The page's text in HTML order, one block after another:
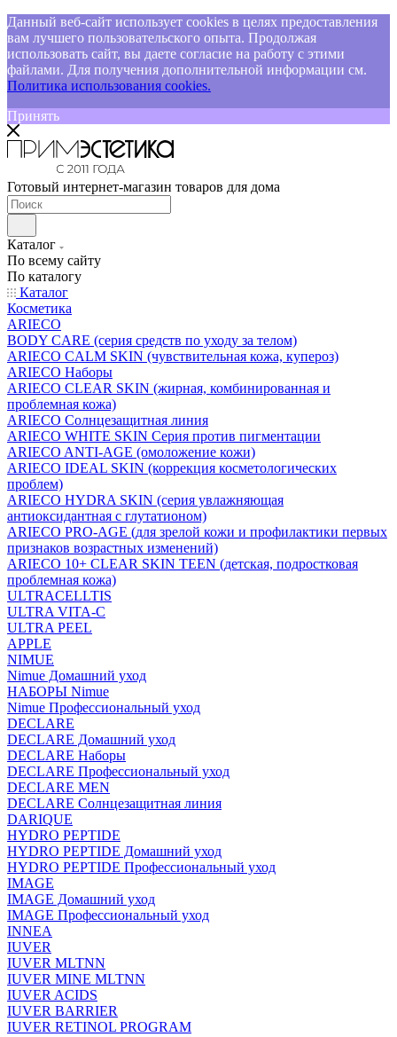
Данный веб-сайт использует cookies в целях предоставления
вам лучшего пользовательского опыта. Продолжая
использовать сайт, вы даете согласие на работу с этими
файлами. Для получения дополнительной информации см.
Политика использования cookies.
Принять
Готовый интернет-магазин товаров для дома
Каталог
По всему сайту
По каталогу
Каталог
Косметика
ARIECO
BODY CARE (серия средств по уходу за телом)
ARIECO CALM SKIN (чувствительная кожа, купероз)
ARIECO Наборы
ARIECO CLEAR SKIN (жирная, комбинированная и
проблемная кожа)
ARIECO Солнцезащитная линия
ARIECO WHITE SKIN Серия против пигментации
ARIECO ANTI-AGE (омоложение кожи)
ARIECO IDEAL SKIN (коррекция косметологических
проблем)
ARIECO HYDRA SKIN (серия увлажняющая
антиоксидантная с глутатионом)
ARIECO PRO-AGE (для зрелой кожи и профилактики первых
признаков возрастных изменений)
ARIECO 10+ CLEAR SKIN TEEN (детская, подростковая
проблемная кожа)
ULTRACELLTIS
ULTRA VITA-C
ULTRA PEEL
APPLE
NIMUE
Nimue Домашний уход
НАБОРЫ Nimue
Nimue Профессиональный уход
DECLARE
DECLARE Домашний уход
DECLARE Наборы
DECLARE Профессиональный уход
DECLARE MEN
DECLARE Солнцезащитная линия
DARIQUE
HYDRO PEPTIDE
HYDRO PEPTIDE Домашний уход
HYDRO PEPTIDE Профессиональный уход
IMAGE
IMAGE Домашний уход
IMAGE Профессиональный уход
INNEA
IUVER
IUVER MLTNN
IUVER MINE MLTNN
IUVER ACIDS
IUVER BARRIER
IUVER RETINOL PROGRAM